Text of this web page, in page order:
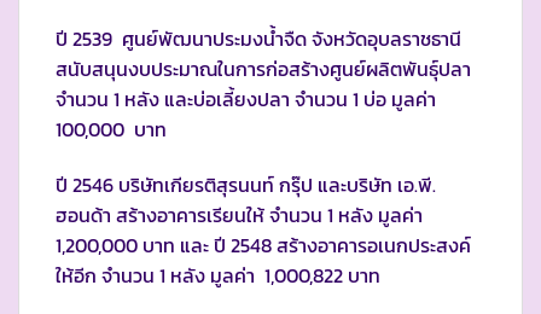
ปี 2539 ศูนย์พัฒนาประมงน้ำจืด จังหวัดอุบลราชธานี
สนับสนุนงบประมาณในการก่อสร้างศูนย์ผลิตพันธุ์ปลา
จำนวน 1 หลัง และบ่อเลี้ยงปลา จำนวน 1 บ่อ มูลค่า
100,000 บาท
ปี 2546 บริษัทเกียรติสุรนนท์ กรุ๊ป และบริษัท เอ.พี.
ฮอนด้า สร้างอาคารเรียนให้ จำนวน 1 หลัง มูลค่า
1,200,000 บาท และ ปี 2548 สร้างอาคารอเนกประสงค์
ให้อีก จำนวน 1 หลัง มูลค่า 1,000,822 บาท